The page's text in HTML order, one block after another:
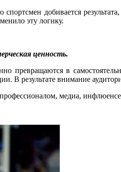
спортсмен добивается
эту логику.
ценность.
превращаются в
В результате внимание
медиа,